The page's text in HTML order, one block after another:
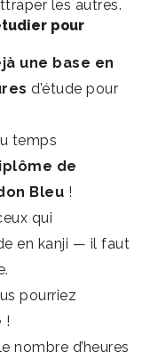
les autres.
pour
une base en
d’étude pour
temps
de
Bleu !
qui
en kanji — il faut
pourriez
!
nombre d’heures